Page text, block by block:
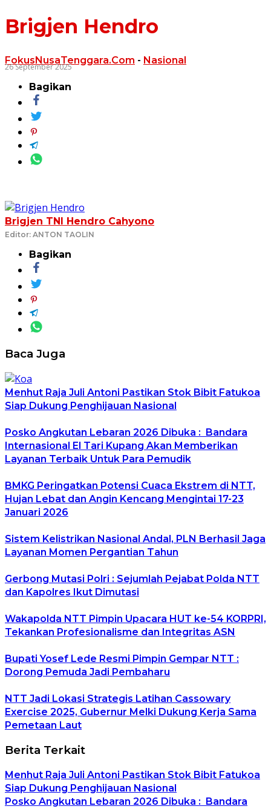
Brigjen Hendro
FokusNusaTenggara.Com - Nasional
26 September 2025
Bagikan
Brigjen TNI Hendro Cahyono
Editor: ANTON TAOLIN
Bagikan
Baca Juga
Menhut Raja Juli Antoni Pastikan Stok Bibit Fatukoa
Siap Dukung Penghijauan Nasional
Posko Angkutan Lebaran 2026 Dibuka : Bandara
Internasional El Tari Kupang Akan Memberikan
Layanan Terbaik Untuk Para Pemudik
BMKG Peringatkan Potensi Cuaca Ekstrem di NTT,
Hujan Lebat dan Angin Kencang Mengintai 17-23
Januari 2026
Sistem Kelistrikan Nasional Andal, PLN Berhasil Jaga
Layanan Momen Pergantian Tahun
Gerbong Mutasi Polri : Sejumlah Pejabat Polda NTT
dan Kapolres Ikut Dimutasi
Wakapolda NTT Pimpin Upacara HUT ke-54 KORPRI,
Tekankan Profesionalisme dan Integritas ASN
Bupati Yosef Lede Resmi Pimpin Gempar NTT :
Dorong Pemuda Jadi Pembaharu
NTT Jadi Lokasi Strategis Latihan Cassowary
Exercise 2025, Gubernur Melki Dukung Kerja Sama
Pemetaan Laut
Berita Terkait
Menhut Raja Juli Antoni Pastikan Stok Bibit Fatukoa
Siap Dukung Penghijauan Nasional
Posko Angkutan Lebaran 2026 Dibuka : Bandara